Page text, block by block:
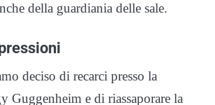
della guardiania delle sale.
deciso di recarci presso la
Guggenheim e di riassaporare la